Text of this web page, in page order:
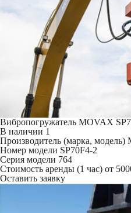
Вибропогружатель MOVAX
В наличии 1
Производитель (марка, модель)
Номер модели SP70F4-2
Серия модели 764
Стоимость аренды (1 час) от
Оставить заявку